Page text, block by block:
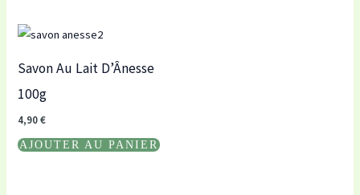
Savon Au Lait D’Ânesse
100g
4,90€
AJOUTER AU PANIER